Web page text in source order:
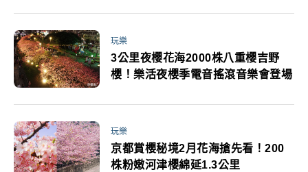
玩樂
3公里夜櫻花海2000株八重櫻吉野
櫻！樂活夜櫻季電音搖滾音樂會登場
玩樂
京都賞櫻秘境2月花海搶先看！200
株粉嫩河津櫻綿延1.3公里